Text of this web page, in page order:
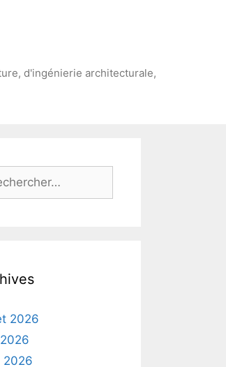
d'ingénierie architecturale,
:
2026
2026